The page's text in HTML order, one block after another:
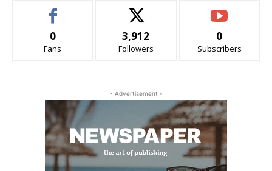
0
Fans
3,912
Followers
0
Subscribers
- Advertisement -